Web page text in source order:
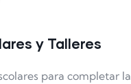
y Talleres
para completar la